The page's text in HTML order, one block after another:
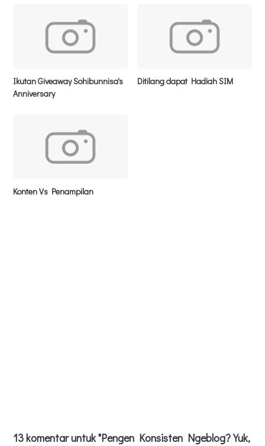
Ikutan Giveaway Sohibunnisa's
Anniversary
Ditilang dapat Hadiah SIM
Konten Vs Penampilan
13 komentar untuk "Pengen Konsisten Ngeblog? Yuk,